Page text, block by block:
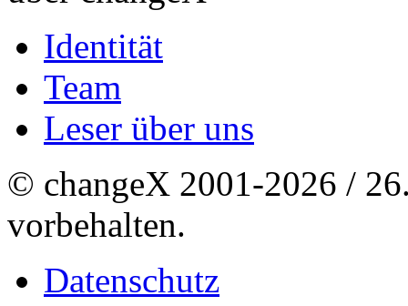
Identität
Team
Leser über uns
© changeX 2001-2026 /
vorbehalten.
Datenschutz